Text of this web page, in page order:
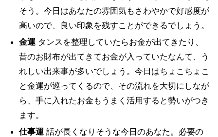
そう。今日はあなたの雰囲気もさわやかで好感度が
高いので、良い印象を残すことができるでしょう。
金運タンスを整理していたらお金が出てきたり、
昔のお財布が出てきてお金が入っていたなんて、う
れしい出来事が多いでしょう。今日はちょこちょこ
と金運が巡ってくるので、その流れを大切にしなが
ら、手に入れたお金もうまく活用すると勢いがつき
ます。
仕事運話が長くなりそうな今日のあなた。必要の